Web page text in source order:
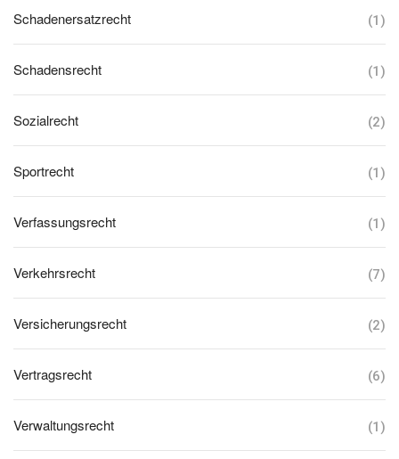
Schadenersatzrecht (1)
Schadensrecht (1)
Sozialrecht (2)
Sportrecht (1)
Verfassungsrecht (1)
Verkehrsrecht (7)
Versicherungsrecht (2)
Vertragsrecht (6)
Verwaltungsrecht (1)